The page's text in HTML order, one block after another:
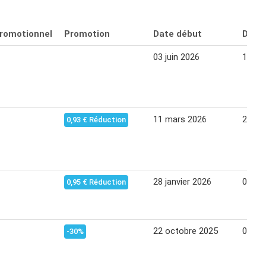
Promotion Date début Date
03 juin 2026 14
0,93 € Réduction 11 mars 2026 22
0,95 € Réduction 28 janvier 2026 08
-30% 22 octobre 2025 02